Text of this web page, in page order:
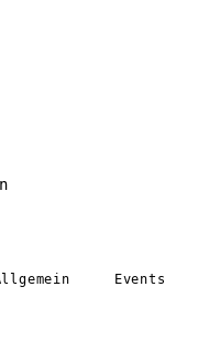
Events